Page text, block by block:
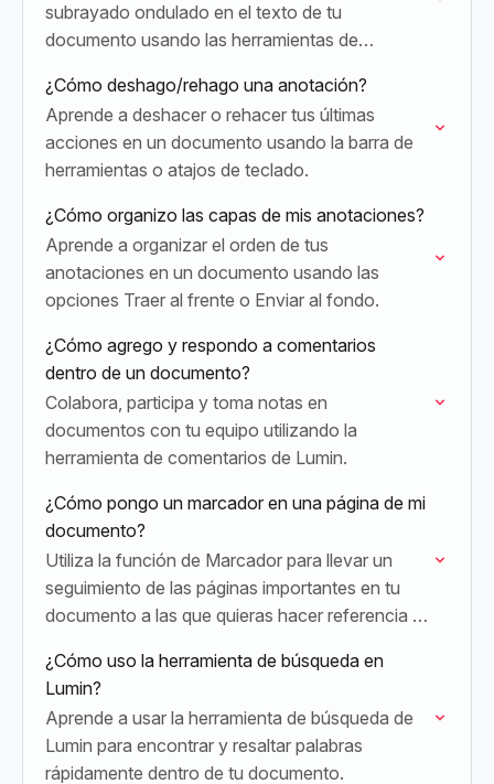
subrayado ondulado en el texto de tu
documento usando las herramientas de
¿Cómo deshago/rehago una anotación?
Aprende a deshacer o rehacer tus últimas
acciones en un documento usando la barra de
herramientas o atajos de teclado.
¿Cómo organizo las capas de mis anotaciones?
Aprende a organizar el orden de tus
anotaciones en un documento usando las
opciones Traer al frente o Enviar al fondo.
¿Cómo agrego y respondo a comentarios
dentro de un documento?
Colabora, participa y toma notas en
documentos con tu equipo utilizando la
herramienta de comentarios de Lumin.
¿Cómo pongo un marcador en una página de mi
documento?
Utiliza la función de Marcador para llevar un
seguimiento de las páginas importantes en tu
documento a las que quieras hacer referencia o
¿Cómo uso la herramienta de búsqueda en
Lumin?
Aprende a usar la herramienta de búsqueda de
Lumin para encontrar y resaltar palabras
rápidamente dentro de tu documento.